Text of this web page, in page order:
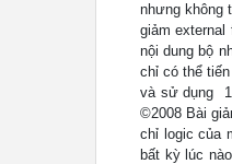
nhưng không
giảm external
nội dung bộ
chỉ có thể
và sử dụng 
©2008 Bài
chỉ logic của
bất kỳ lúc